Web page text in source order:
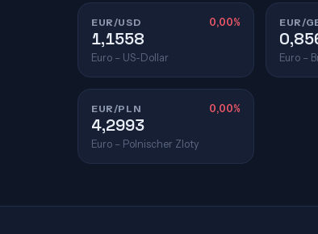
EUR/USD 0,00%
1,1558
Euro – US-Dollar
EUR/
Euro –
EUR/PLN 0,00%
4,2993
Euro – Polnischer Zloty